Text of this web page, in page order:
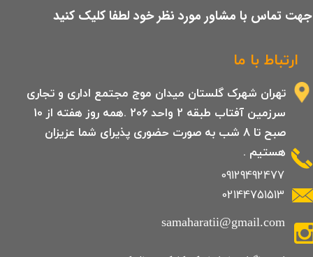
ارتباط با ما
09129492477
02144751513
تهران شهرک گلستان میدان موج مجتمع اداری و تجاری
سرزمین آفتاب طبقه 2 واحد 206 .همه روز هفته از 10
صبح تا 8 شب به صورت حضوری پذیرای شما عزیزان
هستیم .
samaharatii@gmail.com
​جهت تماس با مشاور مورد نظر خود لطفا کلیک کنید